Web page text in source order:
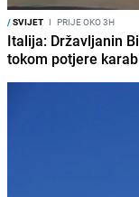
/SVIJET I PRIJE OKO 3H
Italija: Državljanin
tokom potjere